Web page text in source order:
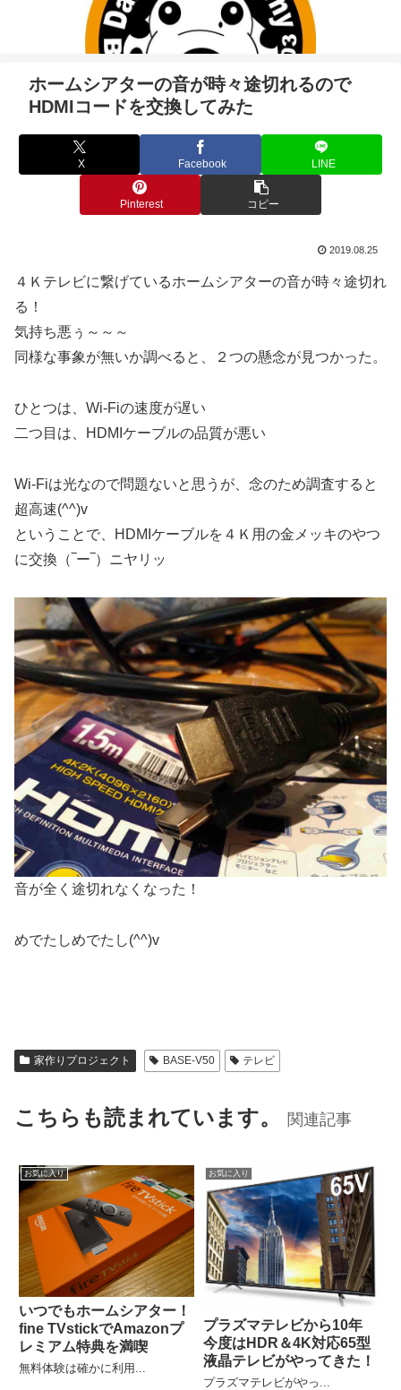
ホームシアターの音が時々途切れるので
HDMIコードを交換してみた
X Facebook LINE
Pinterest コピー
2019.08.25
４Ｋテレビに繋げているホームシアターの音が時々途切れ
る！
気持ち悪ぅ～～～
同様な事象が無いか調べると、２つの懸念が見つかった。
ひとつは、Wi-Fiの速度が遅い
二つ目は、HDMIケーブルの品質が悪い
Wi-Fiは光なので問題ないと思うが、念のため調査すると
超高速(^^)v
ということで、HDMIケーブルを４Ｋ用の金メッキのやつ
に交換（‾ー‾）ニヤリッ
音が全く途切れなくなった！
めでたしめでたし(^^)v
家作りプロジェクト BASE-V50 テレビ
こちらも読まれています。 関連記事
お気に入り
いつでもホームシアター！
fine TVstickでAmazonプ
レミアム特典を満喫
無料体験は確かに利用...
お気に入り
プラズマテレビから10年
今度はHDR＆4K対応65型
液晶テレビがやってきた！
プラズマテレビがやっ...